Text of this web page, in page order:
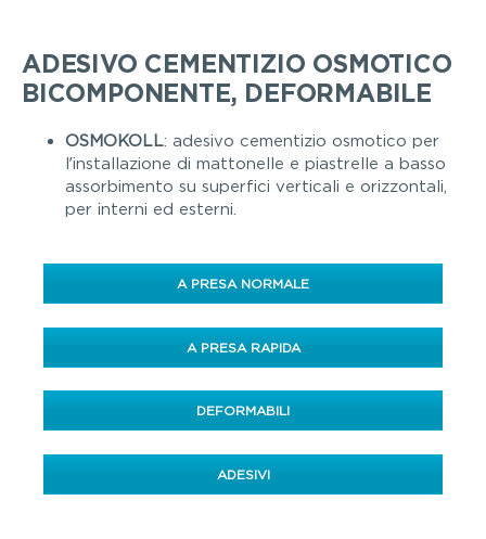
ADESIVO CEMENTIZIO OSMOTICO
BICOMPONENTE, DEFORMABILE
OSMOKOLL : adesivo cementizio osmotico per
l’installazione di mattonelle e piastrelle a basso
assorbimento su superfici verticali e orizzontali,
per interni ed esterni.
A PRESA NORMALE
A PRESA RAPIDA
DEFORMABILI
ADESIVI